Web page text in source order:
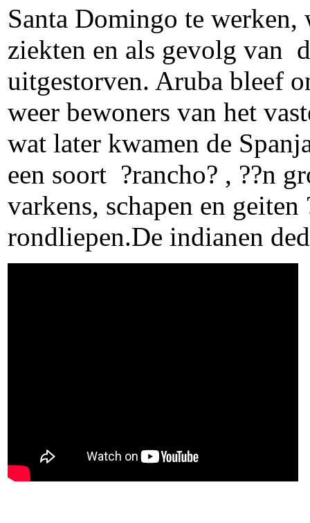
Santa Domingo te werken,
ziekten en als gevolg van
uitgestorven. Aruba bleef
weer bewoners van het
wat later kwamen de
een soort ?rancho? , ??n
varkens, schapen en
rondliepen.De indianen